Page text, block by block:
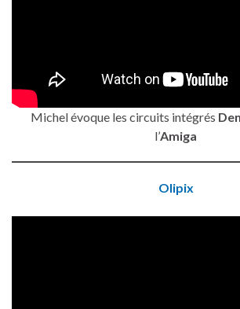
Michel évoque les circuits intégrés
l’Amiga
Olipix